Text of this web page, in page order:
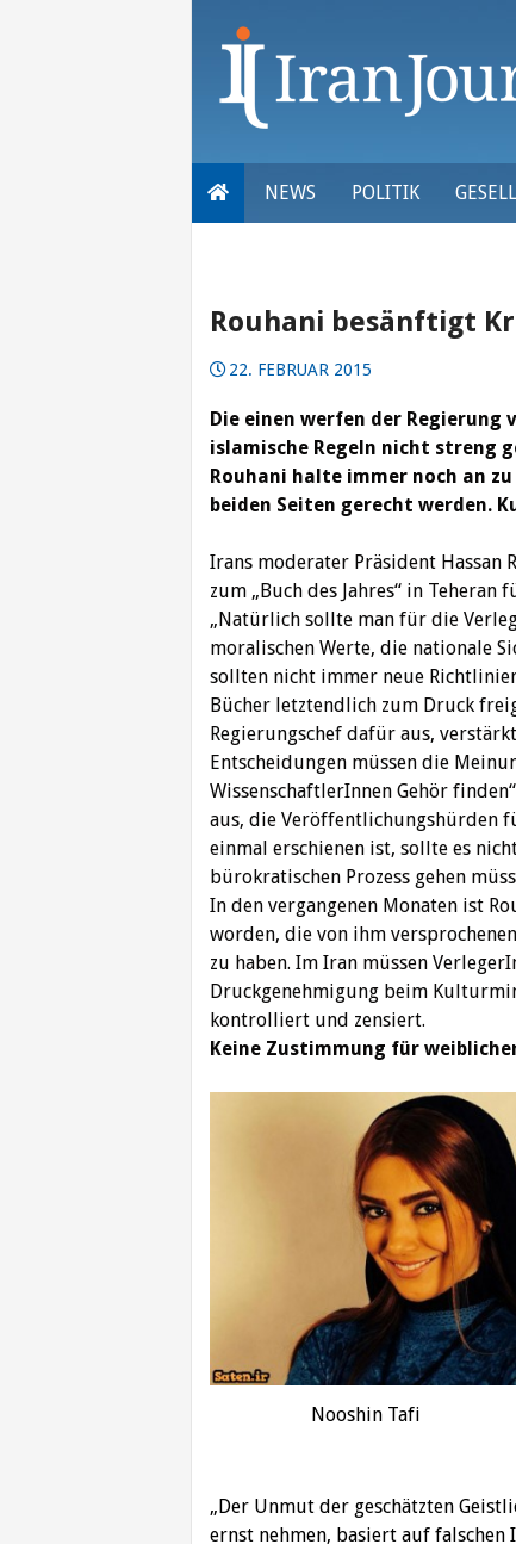
NEWS POLITIK
Rouhani besänftigt
22. FEBRUAR 2015
Die einen werfen der Regierung
islamische Regeln nicht streng
Rouhani halte immer noch an
beiden Seiten gerecht werden.
Irans moderater Präsident Hassan
zum „Buch des Jahres“ in
„Natürlich sollte man für die
moralischen Werte, die nationale
sollten nicht immer neue
Bücher letztendlich zum Druck
Regierungschef dafür aus,
Entscheidungen müssen die
WissenschaftlerInnen Gehör
aus, die Veröffentlichungshürden
einmal erschienen ist, sollte es
bürokratischen Prozess gehen
In den vergangenen Monaten ist
worden, die von ihm
zu haben. Im Iran müssen
Druckgenehmigung beim
kontrolliert und zensiert.
Keine Zustimmung für
Nooshin Tafi
„Der Unmut der geschätzten
ernst nehmen, basiert auf